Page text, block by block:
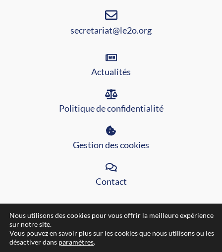
secretariat@le2o.org
Actualités
Politique de confidentialité
Gestion des cookies
Contact
Site internet réalisé par l'agencePixeldorado ®Tous droits
Nous utilisons des cookies pour vous offrir la meilleure expérience
sur notre site.
Vous pouvez en savoir plus sur les cookies que nous utilisons ou les
désactiver dans paramètres.